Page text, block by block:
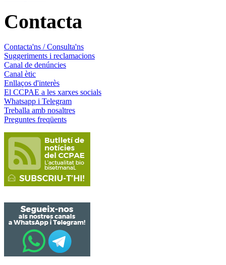
Contacta
Contacta'ns / Consulta'ns
Suggeriments i reclamacions
Canal de denúncies
Canal ètic
Enllaços d'interès
El CCPAE a les xarxes socials
Whatsapp i Telegram
Treballa amb nosaltres
Preguntes freqüents